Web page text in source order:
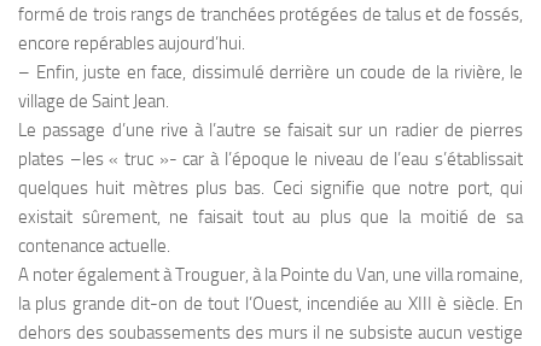
formé de trois rangs de tranchées protégées de talus et de fossés,
encore repérables aujourd’hui.
– Enfin, juste en face, dissimulé derrière un coude de la rivière, le
village de Saint Jean.
Le passage d’une rive à l’autre se faisait sur un radier de pierres
plates –les « truc »- car à l’époque le niveau de l’eau s’établissait
quelques huit mètres plus bas. Ceci signifie que notre port, qui
existait sûrement, ne faisait tout au plus que la moitié de sa
contenance actuelle.
A noter également à Trouguer, à la Pointe du Van, une villa romaine,
la plus grande dit-on de tout l’Ouest, incendiée au XIII è siècle. En
dehors des soubassements des murs il ne subsiste aucun vestige